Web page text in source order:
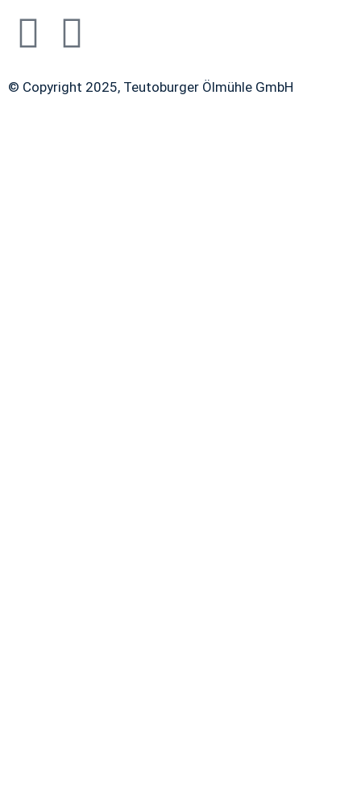
© Copyright 2025, Teutoburger Ölmühle GmbH